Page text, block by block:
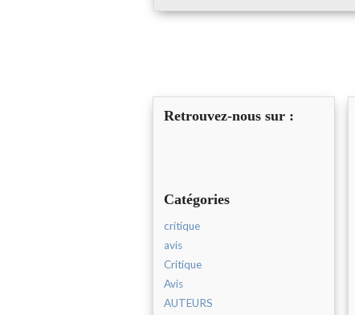
Retrouvez-nous sur :
Catégories
critique
avis
Critique
Avis
AUTEURS